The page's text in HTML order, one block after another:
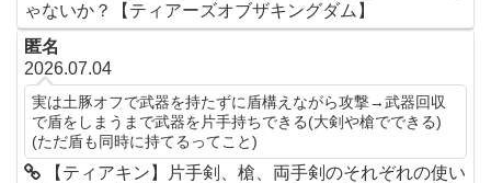
ゃないか？【ティアーズオブザキングダム】
匿名
2026.07.04
実は土豚オフで武器を持たずに盾構えながら攻撃→武器回収
で盾をしまうまで武器を片手持ちできる(大剣や槍でできる)
(ただ盾も同時に持てるってこと)
【ティアキン】片手剣、槍、両手剣のそれぞれの使い